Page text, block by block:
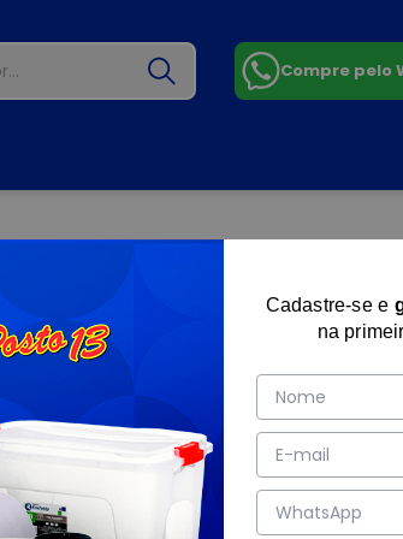
Compre pelo
Cadastre-se e
na